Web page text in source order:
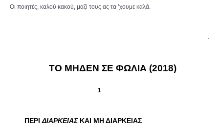
Οι ποιητές, καλού κακού, μαζί τους ας τα ’χουμε καλά.
.
ΤΟ ΜΗΔΕΝ ΣΕ ΦΩΛΙΑ (2018)
1
ΠΕΡΙΔΙΑΡΚΕΙΑΣΚΑΙ ΜΗ ΔΙΑΡΚΕΙΑΣ